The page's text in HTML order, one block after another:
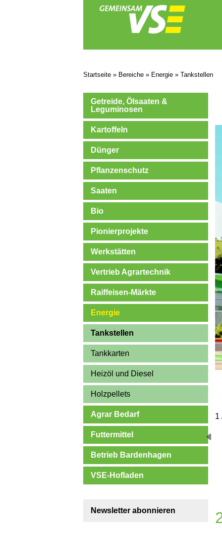
Startseite » Bereiche » Energie » Tankstellen
Getreide, Ölsaaten &
Leguminosen
Kartoffeln
Dünger
Pflanzenschutz
Saaten
Bio
Pionierprojekte
Werkstätten
Vertrieb Agrartechnik
Raiffeisen-Märkte
Energie
Tankstellen
Tankkarten
Heizöl und Diesel
Holzpellets
Agrar Bedarf
Futtermittel
Betrieb Bardenhagen
VSE-Hofladen
Newsletter abonnieren
1